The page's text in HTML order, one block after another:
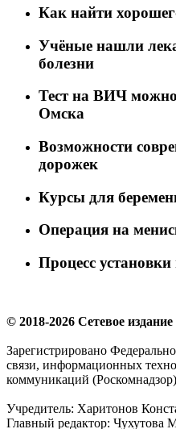
Как найти
Учёные нашли
болезни
Тест на ВИЧ
Омска
Возможности
дорожек
Курсы для
Операция на
Процесс
© 2018-2026 Сетевое
Зарегистрировано
связи, информационных
коммуникаций
Учредитель: Харитонов
Главный редактор: Чухутова